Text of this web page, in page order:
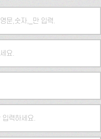
문,숫자,_만 입력.
요.
입력하세요.